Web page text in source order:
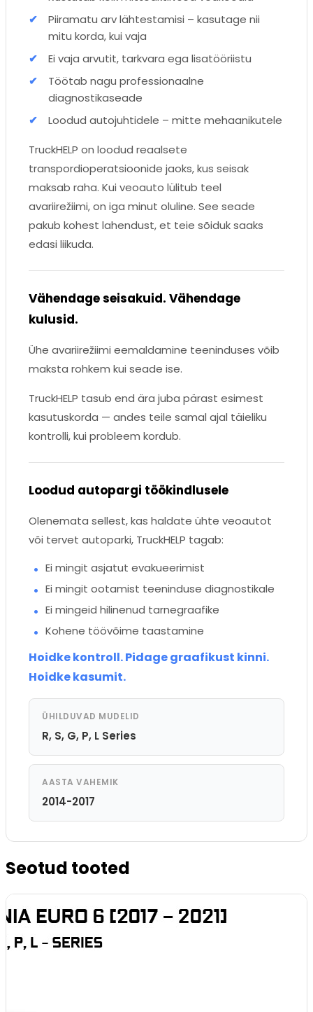
Piiramatu arv lähtestamisi – kasutage nii
mitu korda, kui vaja
Ei vaja arvutit, tarkvara ega lisatööriistu
Töötab nagu professionaalne
diagnostikaseade
Loodud autojuhtidele – mitte mehaanikutele
TruckHELP on loodud reaalsete
transpordioperatsioonide jaoks, kus seisak
maksab raha. Kui veoauto lülitub teel
avariirežiimi, on iga minut oluline. See seade
pakub kohest lahendust, et teie sõiduk saaks
edasi liikuda.
Vähendage seisakuid. Vähendage
kulusid.
Ühe avariirežiimi eemaldamine teeninduses võib
maksta rohkem kui seade ise.
TruckHELP tasub end ära juba pärast esimest
kasutuskorda — andes teile samal ajal täieliku
kontrolli, kui probleem kordub.
Loodud autopargi töökindlusele
Olenemata sellest, kas haldate ühte veoautot
või tervet autoparki, TruckHELP tagab:
Ei mingit asjatut evakueerimist
Ei mingit ootamist teeninduse diagnostikale
Ei mingeid hilinenud tarnegraafike
Kohene töövõime taastamine
Hoidke kontroll. Pidage graafikust kinni.
Hoidke kasumit.
ÜHILDUVAD MUDELID
R, S, G, P, L Series
AASTA VAHEMIK
2014-2017
Seotud tooted